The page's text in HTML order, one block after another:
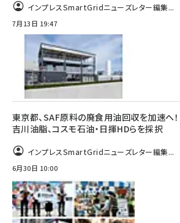
インプレスSmartGridニューズレター編集...
7月13日 19:47
東京都、SAF原料の廃食用油回収を加速へ！
吉川油脂、コスモ石油・日揮HDらを採択
インプレスSmartGridニューズレター編集...
6月30日 10:00